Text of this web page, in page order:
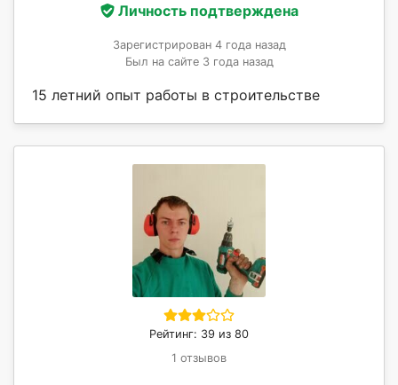
Личность подтверждена
Зарегистрирован 4 года назад
Был на сайте 3 года назад
15 летний опыт работы в строительстве
Рейтинг: 39 из 80
1 отзывов